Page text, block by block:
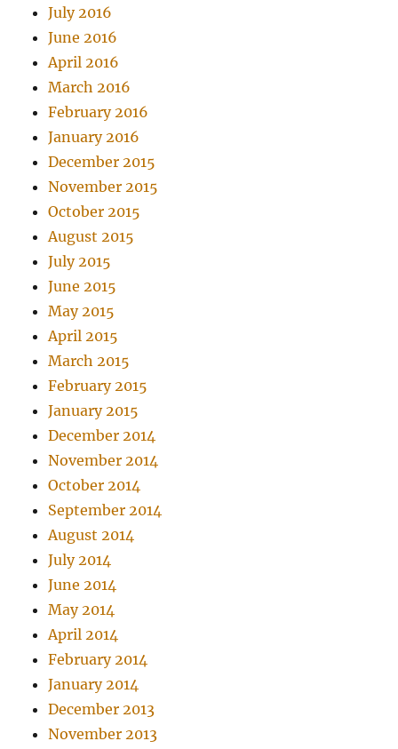
July 2016
June 2016
April 2016
March 2016
February 2016
January 2016
December 2015
November 2015
October 2015
August 2015
July 2015
June 2015
May 2015
April 2015
March 2015
February 2015
January 2015
December 2014
November 2014
October 2014
September 2014
August 2014
July 2014
June 2014
May 2014
April 2014
February 2014
January 2014
December 2013
November 2013